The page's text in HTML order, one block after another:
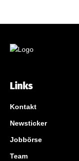
Links
Kontakt
Newsticker
Jobbörse
Team